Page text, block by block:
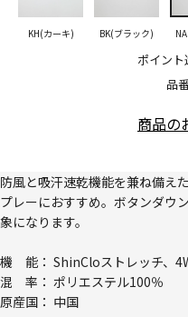
品
ポイント
KH(カーキ) BK(ブラック)
商品の
防風と吸汗速乾機能を兼ね備え
プレーにおすすめ。ボタンダウ
象になります。
機 能： ShinCloストレッチ、
混 率： ポリエステル100％
原産国： 中国